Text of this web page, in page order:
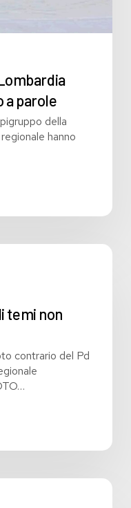
a parole
della
hanno
temi non
contrario del Pd